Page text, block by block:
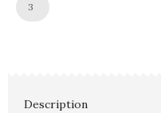
3
Description